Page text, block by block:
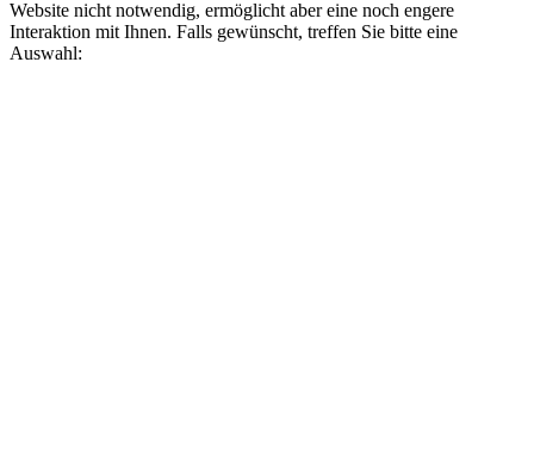
Website nicht notwendig, ermöglicht aber eine noch engere
Interaktion mit Ihnen. Falls gewünscht, treffen Sie bitte eine
Auswahl: